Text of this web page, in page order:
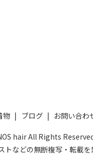
物 ブログ お問い合わ
hair All Rights
トなどの無断複写・転載を